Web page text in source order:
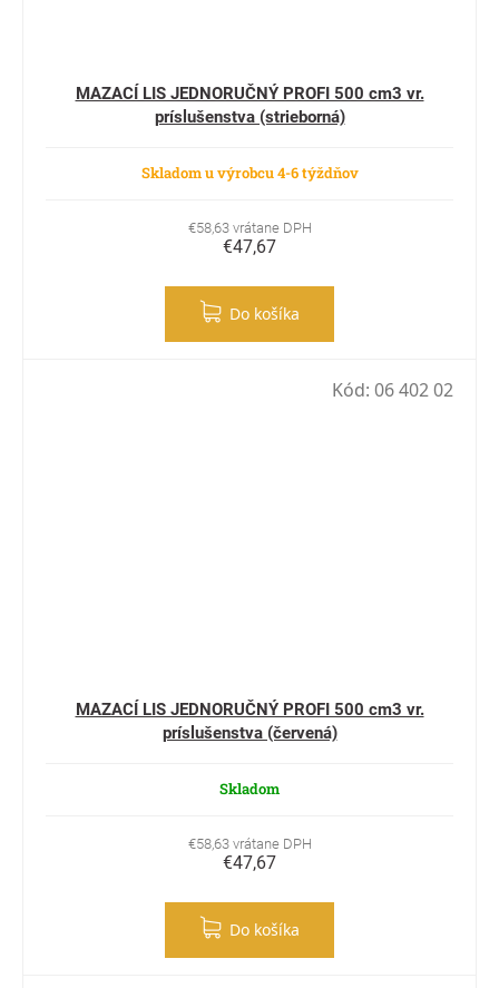
MAZACÍ LIS JEDNORUČNÝ PROFI 500 cm3 vr.
príslušenstva (strieborná)
Skladom u výrobcu 4-6 týždňov
€58,63 vrátane DPH
€47,67
Do košíka
MAZACÍ LIS JEDNORUČNÝ PROFI 500 cm3 vr.
príslušenstva (červená)
Skladom
€58,63 vrátane DPH
€47,67
Do košíka
Kód: 06 402 02